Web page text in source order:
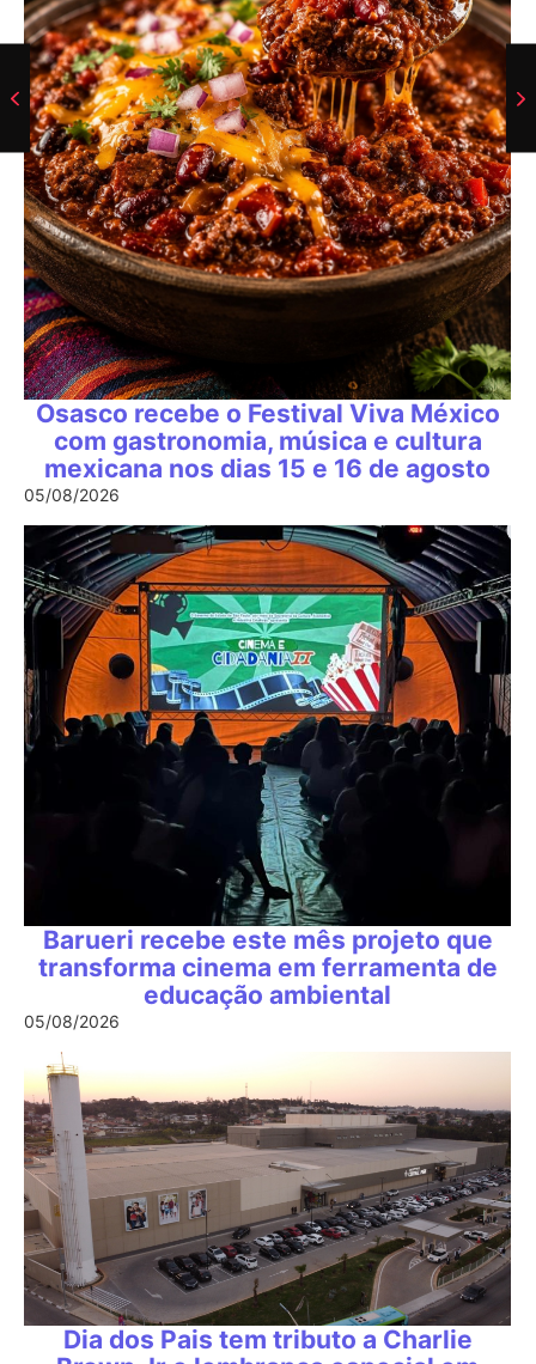
Osasco recebe o Festival Viva México
com gastronomia, música e cultura
mexicana nos dias 15 e 16 de agosto
05/08/2026
Barueri recebe este mês projeto que
transforma cinema em ferramenta de
educação ambiental
05/08/2026
Dia dos Pais tem tributo a Charlie